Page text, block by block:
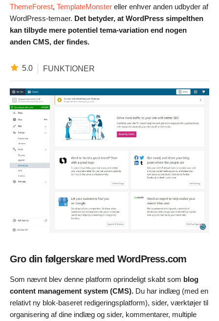
ThemeForest, TemplateMonster eller enhver anden udbyder af
WordPress-temaer. Det betyder, at WordPress simpelthen
kan tilbyde mere potentiel tema-variation end nogen
anden CMS, der findes.
5.0 FUNKTIONER
Gro din følgerskare med WordPress.com
Som nævnt blev denne platform oprindeligt skabt som blog
content management system (CMS). Du har indlæg (med en
relativt ny blok-baseret redigeringsplatform), sider, værktøjer til
organisering af dine indlæg og sider, kommentarer, multiple